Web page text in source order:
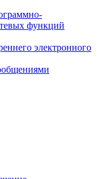
функций
электронного